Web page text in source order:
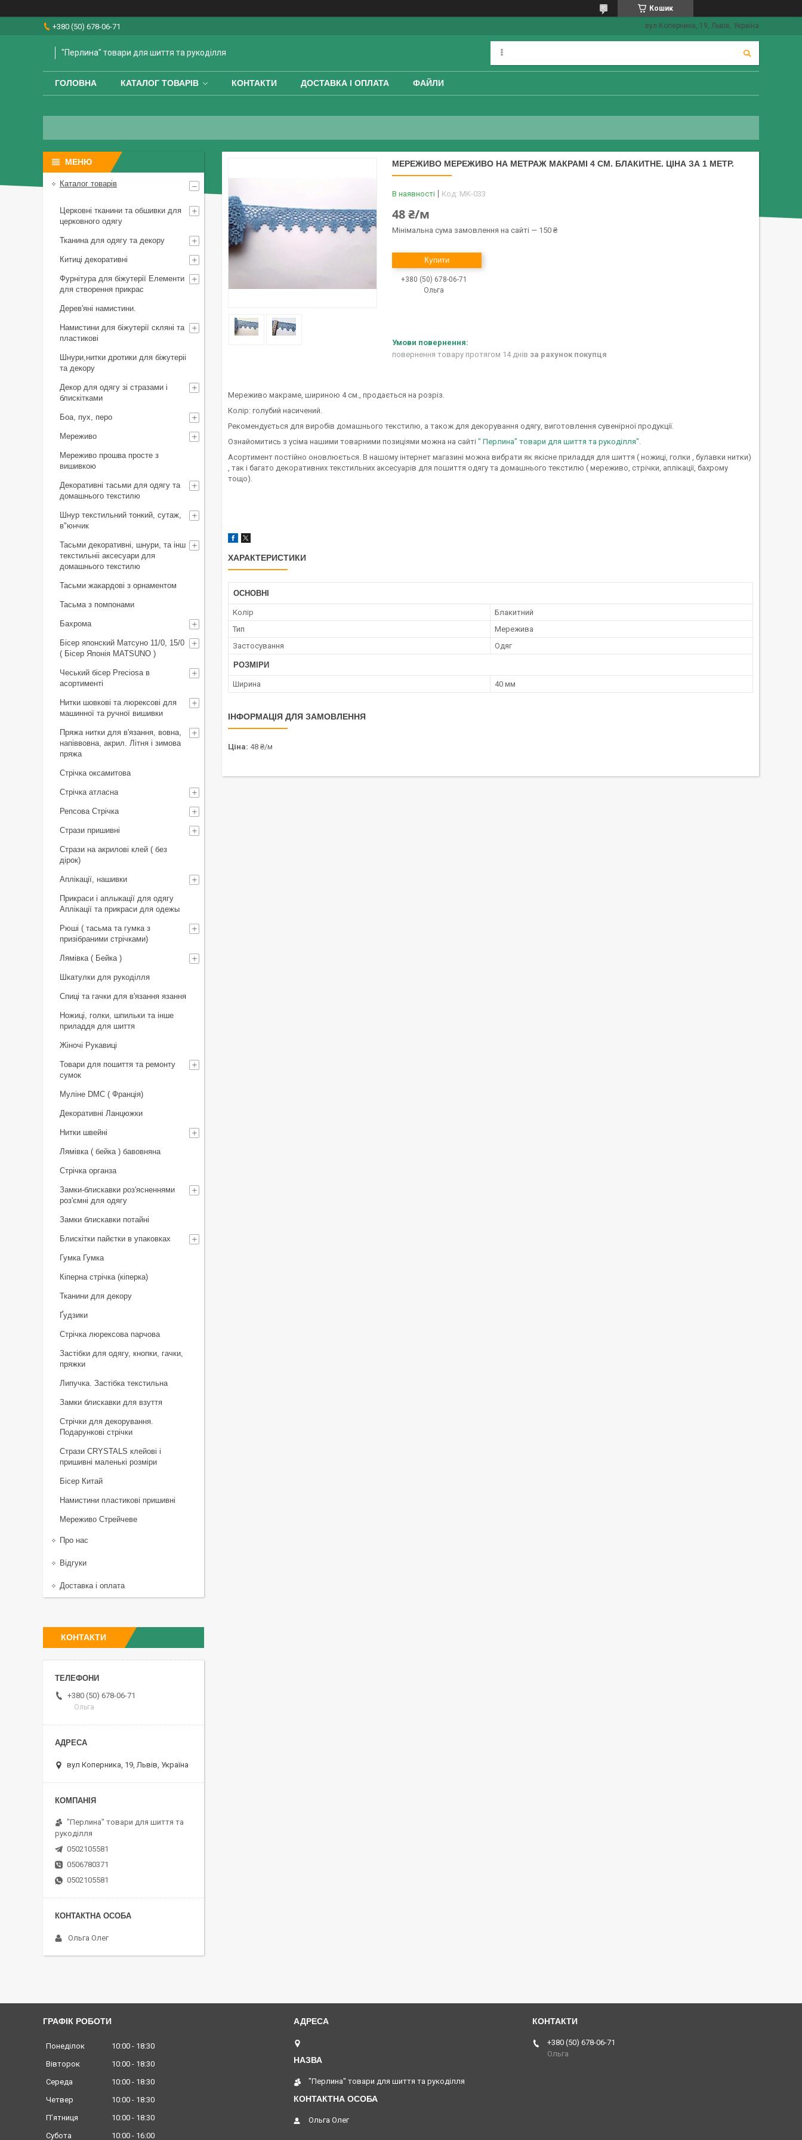
Кошик
+380 (50) 678-06-71 вул Коперника, 19, Львів, Україна
"Перлина" товари для шиття та рукоділля
ГОЛОВНА КАТАЛОГ ТОВАРІВ КОНТАКТИ ДОСТАВКА І ОПЛАТА ФАЙЛИ
МЕРЕЖИВО МЕРЕЖИВО НА МЕТРАЖ МАКРАМІ 4 СМ. БЛАКИТНЕ. ЦІНА ЗА 1 МЕТР.
В наявності Код: MK-033
48 ₴/м
Мінімальна сума замовлення на сайті — 150 ₴
Купити
+380 (50) 678-06-71
Ольга
повернення товару протягом 14 днів за рахунок покупця
Мереживо макраме, шириною 4 см., продається на розріз.
Колір: голубий насичений.
Рекомендується для виробів домашнього текстилю, а також для декорування одягу, виготовлення сувенірної продукції.
Ознайомитись з усіма нашими товарними позиціями можна на сайті " Перлина" товари для шиття та рукоділля".
Асортимент постійно оновлюється. В нашому інтернет магазині можна вибрати як якісне приладдя для шиття ( ножиці, голки , булавки нитки)
, так і багато декоративних текстильних аксесуарів для пошиття одягу та домашнього текстилю ( мереживо, стрічки, аплікації, бахрому
тощо).
ХАРАКТЕРИСТИКИ
ОСНОВНІ
Колір
Блакитний
Тип
Мережива
Застосування
Одяг
РОЗМІРИ
Ширина 40 мм
ІНФОРМАЦІЯ ДЛЯ ЗАМОВЛЕННЯ
Ціна: 48 ₴/м
Каталог товарів
Церковні тканини та обшивки для
церковного одягу
Тканина для одягу та декору
Китиці декоративні
Фурнітура для біжутерії Елементи
для створення прикрас
Дерев'яні намистини.
Намистини для біжутерії скляні та
пластикові
Шнури,нитки дротики для біжутеріі
та декору
Декор для одягу зі стразами і
блискітками
Боа, пух, перо
Мереживо
Мереживо прошва просте з
вишивкою
Декоративні тасьми для одягу та
домашнього текстилю
Шнур текстильний тонкий, сутаж,
в"юнчик
Тасьми декоративні, шнури, та інш
текстильніі аксесуари для
домашнього текстилю
Тасьми жакардові з орнаментом
Тасьма з помпонами
Бахрома
Бісер японский Матсуно 11/0, 15/0
( Бісер Японія MATSUNO )
Чеський бісер Preciosa в
асортименті
Нитки шовкові та люрексові для
машинної та ручної вишивки
Пряжа нитки для в'язання, вовна,
напіввовна, акрил. Літня і зимова
пряжа
Стрічка оксамитова
Стрічка атласна
Репсова Стрічка
Стрази пришивні
Стрази на акрилові клей ( без
дірок)
Аплікації, нашивки
Прикраси і аплыкації для одягу
Аплікації та прикраси для одежы
Рюші ( тасьма та гумка з
призібраними стрічками)
Лямівка ( Бейка )
Шкатулки для рукоділля
Спиці та гачки для в'язання язання
Ножиці, голки, шпильки та інше
приладдя для шиття
Жіночі Рукавиці
Товари для пошиття та ремонту
сумок
Муліне DMC ( Франція)
Декоративні Ланцюжки
Нитки швейні
Лямівка ( бейка ) бавовняна
Стрічка органза
Замки-блискавки роз'ясненнями
роз'ємні для одягу
Замки блискавки потайні
Блискітки пайєтки в упаковках
Гумка Гумка
Кіперна стрічка (кіперка)
Тканини для декору
Ґудзики
Стрічка люрексова парчова
Застібки для одягу, кнопки, гачки,
пряжки
Липучка. Застібка текстильна
Замки блискавки для взуття
Стрічки для декорування.
Подарункові стрічки
Стрази CRYSTALS клейові і
пришивні маленькі розміри
Бісер Китай
Намистини пластикові пришивні
Мереживо Стрейчеве
Про нас
Відгуки
Доставка і оплата
КОНТАКТИ
+380 (50) 678-06-71
Ольга
вул Коперника, 19, Львів, Україна
"Перлина" товари для шиття та
рукоділля
0502105581
0506780371
0502105581
Ольга Олег
ГРАФІК РОБОТИ
Понеділок 10:00
18:30
Вівторок
10:00
18:30
Середа
10:00
18:30
Четвер
10:00
18:30
Пʼятниця
10:00
18:30
Субота
10:00 16:00
"Перлина" товари для шиття та рукоділля
Ольга Олег
+380 (50) 678-06-71
Ольга